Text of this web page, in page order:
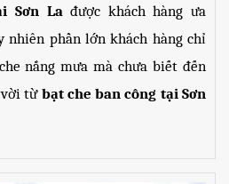
Sơn La được khách hàng ưa
nhiên phần lớn khách hàng chỉ
nắng mưa mà chưa biết đến
vời từ bạt che ban công tại Sơn